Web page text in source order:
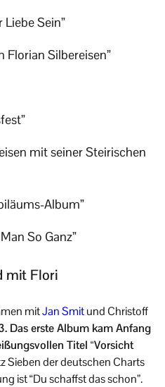
Sein”
Florian Silbereisen”
mit seiner Steirischen
Album”
So Ganz”
mit Flori
mitJan Smitund Christoff
Das erste Album kam Anfang
Titel “Vorsicht
Sieben der deutschen Charts
ist “Du schaffst das schon”.